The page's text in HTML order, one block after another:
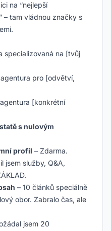
na “nejlepší
– tam vládnou značky s
specializovaná na [tvůj
pro [odvětví,
[konkrétní
s nulovým
profil – Zdarma.
jsem služby, Q&A,
– 10 článků speciálně
obor. Zabralo čas, ale
jsem 20